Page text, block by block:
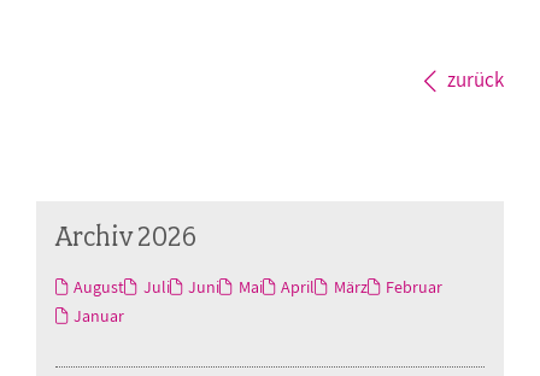
zurück
Archiv 2026
August Juli Juni Mai April März
Februar
Januar